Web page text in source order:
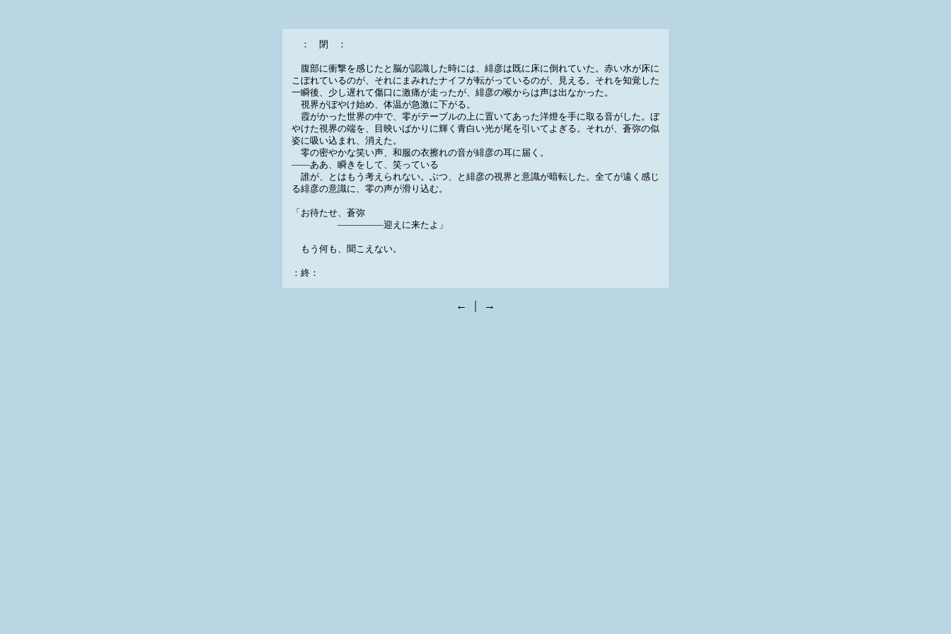
： 閉 ：
腹部に衝撃を感じたと脳が認識した時には、緋彦は既に床に倒れていた。赤い水が床に
こぼれているのが、それにまみれたナイフが転がっているのが、見える。それを知覚した
一瞬後、少し遅れて傷口に激痛が走ったが、緋彦の喉からは声は出なかった。
視界がぼやけ始め、体温が急激に下がる。
霞がかった世界の中で、零がテーブルの上に置いてあった洋燈を手に取る音がした。ぼ
やけた視界の端を、目映いばかりに輝く青白い光が尾を引いてよぎる。それが、蒼弥の似
姿に吸い込まれ、消えた。
零の密やかな笑い声、和服の衣擦れの音が緋彦の耳に届く。
――ああ、瞬きをして、笑っている
誰が、とはもう考えられない。ぶつ、と緋彦の視界と意識が暗転した。全てが遠く感じ
る緋彦の意識に、零の声が滑り込む。
「お待たせ、蒼弥
―――――迎えに来たよ」
もう何も、聞こえない。
：終：
← ｜ →